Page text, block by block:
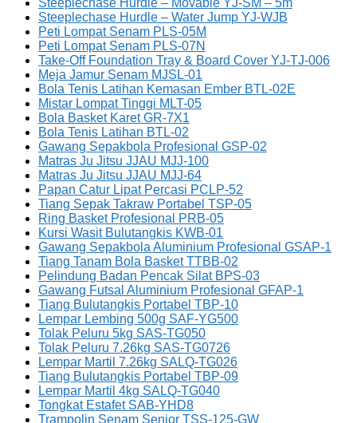
Steeplechase Hurdle – Movable YJ-SM – 5m
Steeplechase Hurdle – Water Jump YJ-WJB
Peti Lompat Senam PLS-05M
Peti Lompat Senam PLS-07N
Take-Off Foundation Tray & Board Cover YJ-TJ-006
Meja Jamur Senam MJSL-01
Bola Tenis Latihan Kemasan Ember BTL-02E
Mistar Lompat Tinggi MLT-05
Bola Basket Karet GR-7X1
Bola Tenis Latihan BTL-02
Gawang Sepakbola Profesional GSP-02
Matras Ju Jitsu JJAU MJJ-100
Matras Ju Jitsu JJAU MJJ-64
Papan Catur Lipat Percasi PCLP-52
Tiang Sepak Takraw Portabel TSP-05
Ring Basket Profesional PRB-05
Kursi Wasit Bulutangkis KWB-01
Gawang Sepakbola Aluminium Profesional GSAP-1
Tiang Tanam Bola Basket TTBB-02
Pelindung Badan Pencak Silat BPS-03
Gawang Futsal Aluminium Profesional GFAP-1
Tiang Bulutangkis Portabel TBP-10
Lempar Lembing 500g SAF-YG500
Tolak Peluru 5kg SAS-TG050
Tolak Peluru 7.26kg SAS-TG0726
Lempar Martil 7.26kg SALQ-TG026
Tiang Bulutangkis Portabel TBP-09
Lempar Martil 4kg SALQ-TG040
Tongkat Estafet SAB-YHD8
Trampolin Senam Senior TSS-125-GW